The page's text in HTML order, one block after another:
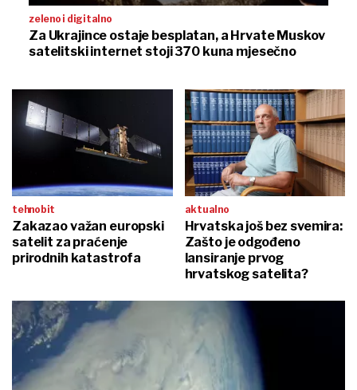
zeleno i digitalno
Za Ukrajince ostaje besplatan, a Hrvate Muskov
satelitski internet stoji 370 kuna mjesečno
tehnobit
Zakazao važan europski
satelit za praćenje
prirodnih katastrofa
aktualno
Hrvatska još bez svemira:
Zašto je odgođeno
lansiranje prvog
hrvatskog satelita?